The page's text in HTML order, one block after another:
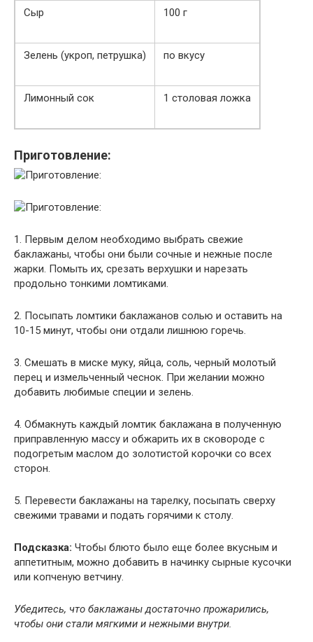
Сыр 100 г
Зелень (укроп, петрушка) по вкусу
Лимонный сок 1 столовая ложка
Приготовление:
1. Первым делом необходимо выбрать свежие
баклажаны, чтобы они были сочные и нежные после
жарки. Помыть их, срезать верхушки и нарезать
продольно тонкими ломтиками.
2. Посыпать ломтики баклажанов солью и оставить на
10-15 минут, чтобы они отдали лишнюю горечь.
3. Смешать в миске муку, яйца, соль, черный молотый
перец и измельченный чеснок. При желании можно
добавить любимые специи и зелень.
4. Обмакнуть каждый ломтик баклажана в полученную
приправленную массу и обжарить их в сковороде с
подогретым маслом до золотистой корочки со всех
сторон.
5. Перевести баклажаны на тарелку, посыпать сверху
свежими травами и подать горячими к столу.
Подсказка: Чтобы блюто было еще более вкусным и
аппетитным, можно добавить в начинку сырные кусочки
или копченую ветчину.
Убедитесь, что баклажаны достаточно прожарились,
чтобы они стали мягкими и нежными внутри.